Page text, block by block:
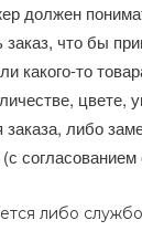
должен
что бы
какого-то
цвете,
либо
либо